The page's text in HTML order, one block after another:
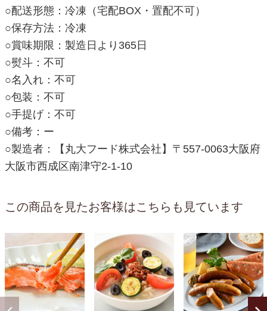
○配送形態：冷凍（宅配BOX・置配不可）
○保存方法：冷凍
○賞味期限：製造日より365日
○熨斗：不可
○名入れ：不可
○包装：不可
○手提げ：不可
○備考：ー
○製造者：【丸大フード株式会社】〒557-0063大阪府
大阪市西成区南津守2-1-10
この商品を見たお客様はこちらも見ています